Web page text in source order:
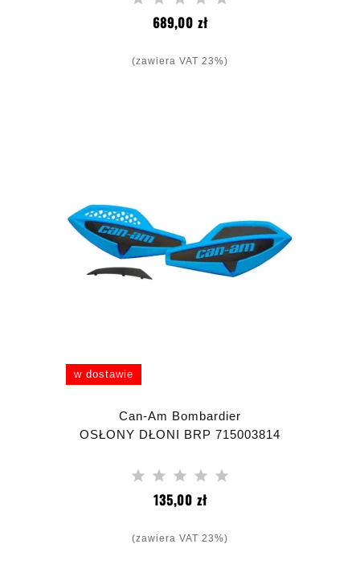
689,00 złCena
(zawiera VAT 23%)
w dostawie
Can-Am Bombardier
OSŁONY DŁONI BRP 715003814
135,00 złCena
(zawiera VAT 23%)